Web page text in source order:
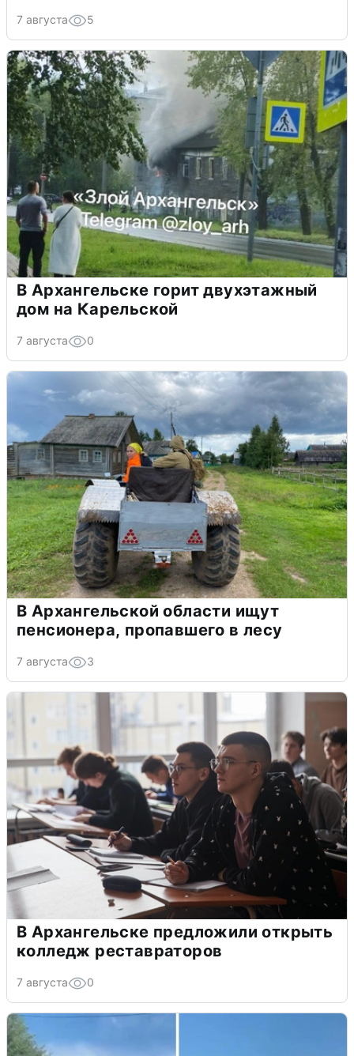
7 августа 5
В Архангельске горит двухэтажный
дом на Карельской
7 августа 0
В Архангельской области ищут
пенсионера, пропавшего в лесу
7 августа 3
В Архангельске предложили открыть
колледж реставраторов
7 августа 0